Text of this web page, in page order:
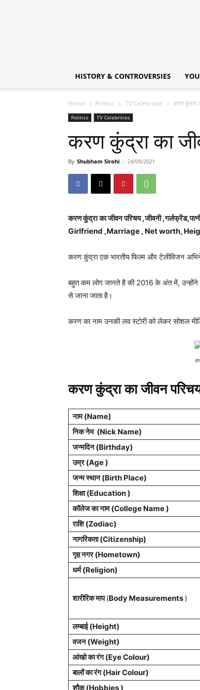
HISTORY & CONTROVERSIES
Home Politics TV Celebrities करण कुंद्रा
Politics TV Celebrities
करण कुंद्रा का
By Shubham Sirohi - 24/09/2021
करण कुंद्रा का जीवन परिचय ,जीवनी
Girlfriend ,Marriage , Net worth,
करण कुंद्रा एक भारतीय फिल्म और टेलीविजन
बहुत कम लोग जानते है की 2016 के अंत में, उन्होंने
से जाना जाता है।
करण का नाम उनकी लव स्टोरी को लेकर सोशल
करण कुंद्रा का जीवन
नाम (Name)
निक नेम (Nick Name)
जन्मदिन (Birthday)
उम्र (Age )
जन्म स्थान (Birth Place)
शिक्षा (Education )
कॉलेज का नाम (College Name )
राशि(Zodiac)
नागरिकता(Citizenship)
गृह नगर(Hometown)
धर्म (Religion)
शारीरिक माप(Body Measurements )
लम्बाई (Height)
वजन (Weight)
आंखो का रंग (Eye Colour)
बालों का रंग (Hair Colour)
शौक (Hobbies )